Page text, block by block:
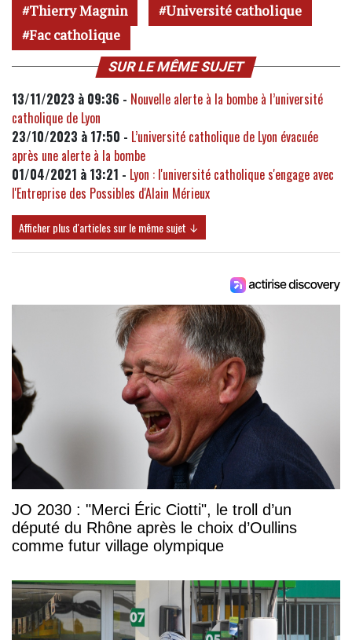
Thierry Magnin
Université catholique
Fac catholique
SUR LE MÊME SUJET
13/11/2023 à 09:36 - Nouvelle alerte à la bombe à l’université
catholique de Lyon
23/10/2023 à 17:50 - L’université catholique de Lyon évacuée
après une alerte à la bombe
01/04/2021 à 13:21 - Lyon : l'université catholique s'engage avec
l'Entreprise des Possibles d'Alain Mérieux
Afficher plus d'articles sur le même sujet ↓
JO 2030 : "Merci Éric Ciotti", le troll d’un
député du Rhône après le choix d’Oullins
comme futur village olympique